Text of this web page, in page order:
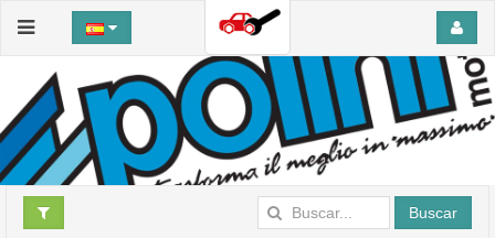
Buscar